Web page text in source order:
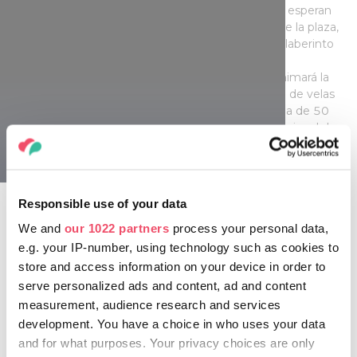
Responsible use of your data
We and our 1022 partners process your personal data,
e.g. your IP-number, using technology such as cookies to
store and access information on your device in order to
serve personalized ads and content, ad and content
measurement, audience research and services
development. You have a choice in who uses your data
and for what purposes. Your privacy choices are only
dulce de chimenea y otras delicias. A los niños les esperan
ocupaciones en la casa de madera, en el centro de la plaza,
en cambio, nuevamente se construye el famoso laberinto
emocionante show de malabaristas con fuego animará la
plaza de la Catedral, y los domingos, el encendido de velas
creará un ambiente festivo. Mientras tanto, la noria de 50
metros frente a la catedral ofrece una vista excepcional de
la ciudad bañada en luz.
+ Ideas:
Después de pasear por las ferias, el Balneario Anna
baño de experiencia y muchos tipos de sauna. Pero
también puede ser una excelente selección el Baño de Sol
Aquapolis (Napfényfürdő) donde la serie de piscinas de
experiencia, el parque de toboganes y la sección exclusiva
de spa garantizan la relajación despreocupada.
Gödöllő